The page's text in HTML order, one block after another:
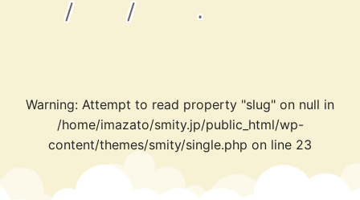
/
/ .
Warning: Attempt to read property "slug" on null in
/home/imazato/smity.jp/public_html/wp-
content/themes/smity/single.php on line 23